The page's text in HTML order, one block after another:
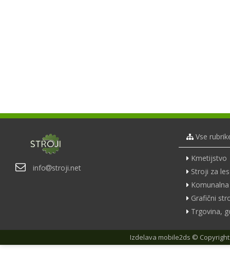
info stroji.net
Vse
Kmetijstvo
Stroji za les
Grafični
Trgovina,
Izdelava mobile2ds ©